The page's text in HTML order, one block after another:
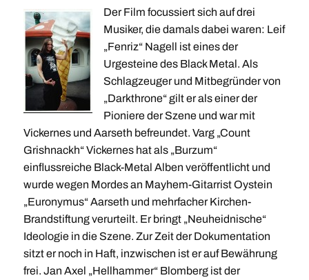
Der Film focussiert sich auf drei
Musiker, die damals dabei waren: Leif
„Fenriz“ Nagell ist eines der
Urgesteine des Black Metal. Als
Schlagzeuger und Mitbegründer von
„Darkthrone“ gilt er als einer der
Pioniere der Szene und war mit
Vickernes und Aarseth befreundet. Varg „Count
Grishnackh“ Vickernes hat als „Burzum“
einflussreiche Black-Metal Alben veröffentlicht und
wurde wegen Mordes an Mayhem-Gitarrist Oystein
„Euronymus“ Aarseth und mehrfacher Kirchen-
Brandstiftung verurteilt. Er bringt „Neuheidnische“
Ideologie in die Szene. Zur Zeit der Dokumentation
sitzt er noch in Haft, inzwischen ist er auf Bewährung
frei. Jan Axel „Hellhammer“ Blomberg ist der